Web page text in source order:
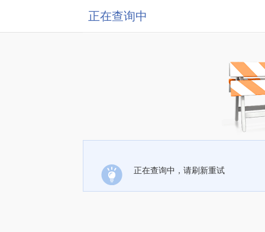
正在查询中
正在查询中，请刷新重试